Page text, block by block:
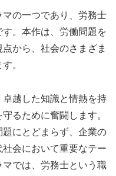
マの一つであり、労務士
。本作は、労働問題を
から、社会のさまざま
。
越した知識と情熱を持
るために奮闘します。
にとどまらず、企業の
会において重要なテー
では、労務士という職